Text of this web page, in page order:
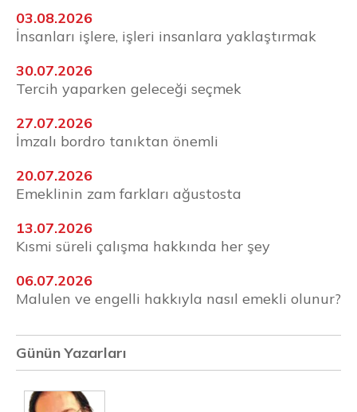
03.08.2026
İnsanları işlere, işleri insanlara yaklaştırmak
30.07.2026
Tercih yaparken geleceği seçmek
27.07.2026
İmzalı bordro tanıktan önemli
20.07.2026
Emeklinin zam farkları ağustosta
13.07.2026
Kısmi süreli çalışma hakkında her şey
06.07.2026
Malulen ve engelli hakkıyla nasıl emekli olunur?
Günün Yazarları